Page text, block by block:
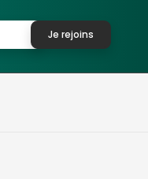
Je rejoins